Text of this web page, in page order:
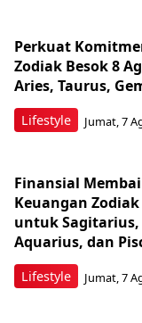
Lifestyle
Perkuat
Zodiak Besok 8
Aries, Taurus,
Jumat, 7
Lifestyle
Finansial
Keuangan
untuk Sagitarius,
Aquarius, dan
Jumat, 7